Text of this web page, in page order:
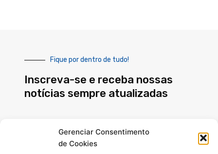
Gerenciar Consentimento
de Cookies
Fique por dentro de tudo!
Inscreva-se e receba nossas
notícias sempre atualizadas